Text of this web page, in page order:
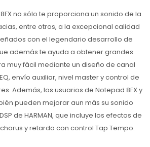
no sólo te proporciona un sonido de la
entre otros, a la excepcional calidad
con el legendario desarrollo de
además te ayuda a obtener grandes
muy fácil mediante un diseño de canal
envío auxiliar, nivel master y control de
Además, los usuarios de Notepad 8FX y
pueden mejorar aun más su sonido
de HARMAN, que incluye los efectos de
y retardo con control Tap Tempo.